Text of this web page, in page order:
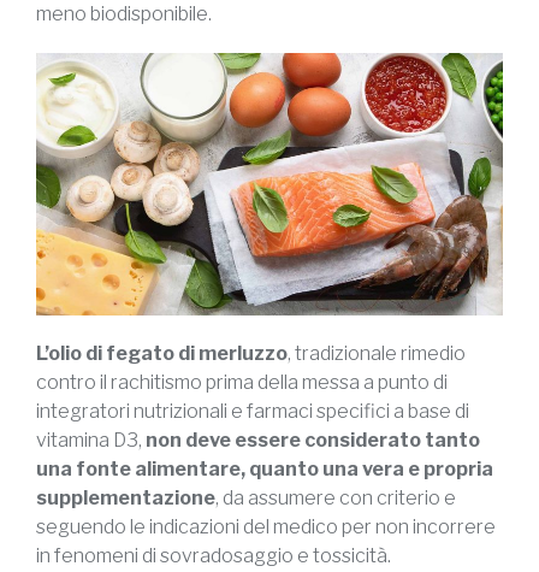
meno biodisponibile.
L’olio di fegato di merluzzo, tradizionale rimedio
contro il rachitismo prima della messa a punto di
integratori nutrizionali e farmaci specifici a base di
vitamina D3, non deve essere considerato tanto
una fonte alimentare, quanto una vera e propria
supplementazione, da assumere con criterio e
seguendo le indicazioni del medico per non incorrere
in fenomeni di sovradosaggio e tossicità.